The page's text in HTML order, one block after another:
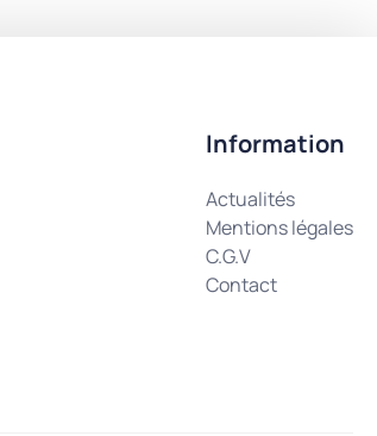
Information
Actualités
Mentions légales
C.G.V
Contact